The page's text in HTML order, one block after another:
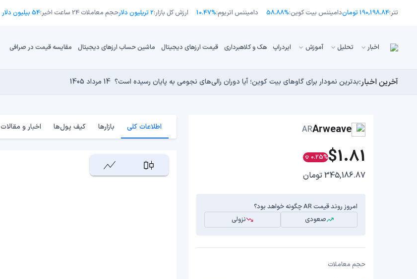
تتر:190,198.84 تومان دامیننس بیت کوین:58.88% دامیننس اتریوم:10.47% ارزش کل بازار:2 تریلیون دلار حجم معاملات 24 ساعت اخیر: 54 بیلیون دلار
اﺧﺒﺎر تحلیل آموزش ایردراپ هک و کلاهبرداری قیمت ارزهای دیجیتال ماشین حساب ارزهای دیجیتال مقایسه قیمت در صرافی
آخرین اخبار:توسعه‌دهندگان بیت‌کوین ۸۵ باگ بحرانی را در یک وضعیت «فوق‌العاده بد» شناسایی کردند 15 مرداد 1405 اوج‌گیری طلا با تقاضای چین؛ چرا قیمت بیت کوین در ۶۴ هزار دلار درجا می‌زند؟ 15 مرداد 1405
بدترین نمودار برای گاوهای بیت کوین؛ آیا دوران رالی‌های نجومی به پایان رسیده است؟ 14 مرداد 1405 انتقال ۶۶ میلیون دلاری بیت کوین توسط مایکرواستراتژی؛ آیا فشار فروش جدیدی در راه است؟ 14 مرداد 1405 یک نقشه راه کوانتومی، بیت‌کوین را بسیار بالاتر خواهد برد 13 مرداد 1405
Arweave
AR
$1.81
0.25%
345,186.87 تومان
امروز روند قیمت AR چگونه خواهد بود؟
صعودی
نزولی
حجم معاملات
اطلاعات کلی بازارها کیف پول‌ها اخبار و مقالات